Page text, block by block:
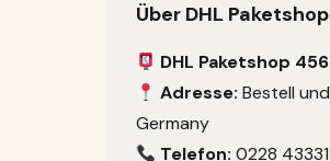
Über DHL
DHL Paketshop 456
Adresse: Bestell
Germany
Telefon: 0228